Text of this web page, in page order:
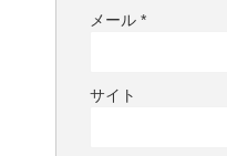
メール *
サイト